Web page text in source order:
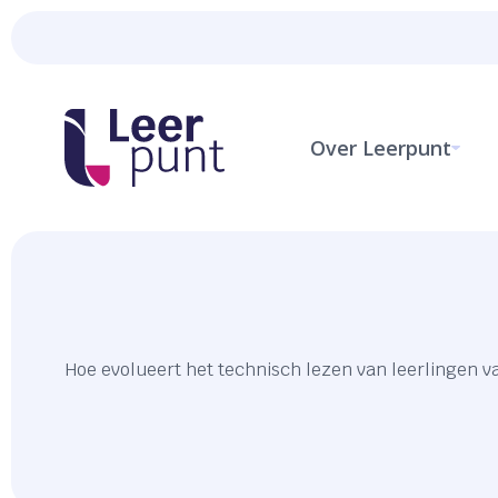
Over Leerpunt
Hoe evolueert het technisch lezen van leerlingen